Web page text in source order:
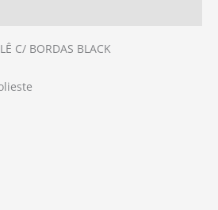
C/ BORDAS BLACK